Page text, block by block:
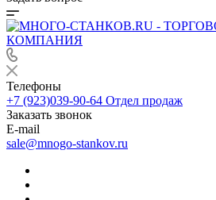
Телефоны
+7 (923)039-90-64 Отдел продаж
Заказать звонок
E-mail
sale@mnogo-stankov.ru